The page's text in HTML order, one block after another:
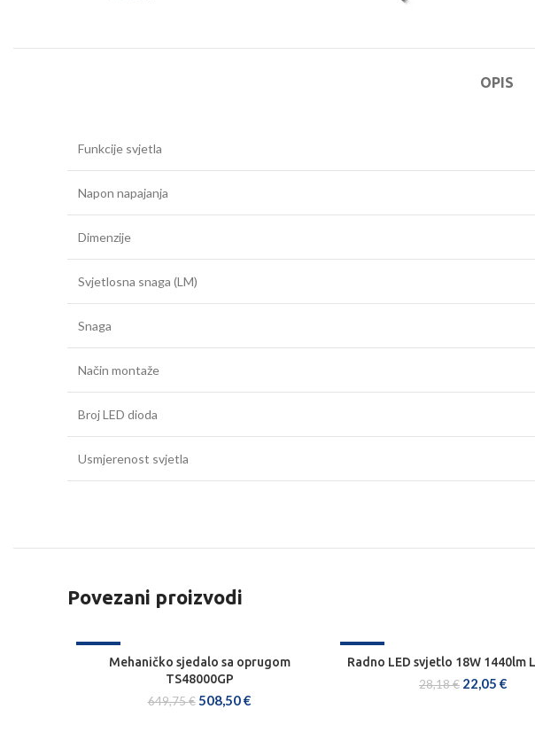
OPIS
Funkcije svjetla
Napon napajanja
Dimenzije
Svjetlosna snaga (LM)
Snaga
Način montaže
Broj LED dioda
Usmjerenost svjetla
Povezani proizvodi
DODAJ U KOŠARICU
Mehaničko sjedalo sa oprugom
TS48000GP
649,75€ 508,50€
DODAJ U KOŠARICU
Radno LED svjetlo 18W 1440lm
28,18€ 22,05 €